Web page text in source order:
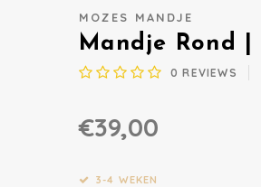
MOZES MANDJE
Mandje Rond
0 REVIEWS
€39,00
3-4 WEKEN